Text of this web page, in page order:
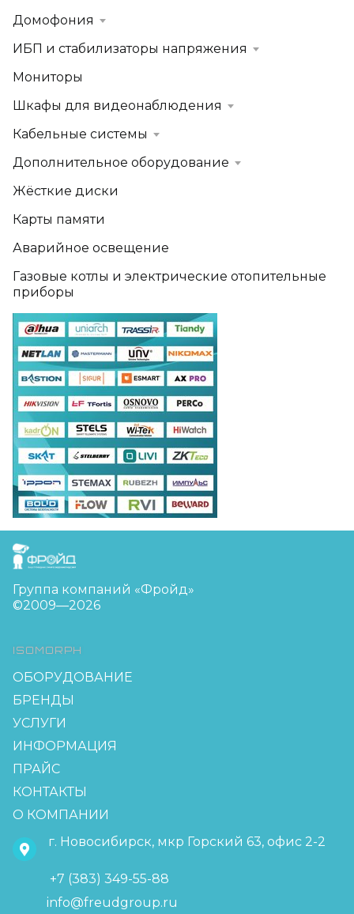
Домофония
ИБП и стабилизаторы напряжения
Мониторы
Шкафы для видеонаблюдения
Кабельные системы
Дополнительное оборудование
Жёсткие диски
Карты памяти
Аварийное освещение
Газовые котлы и электрические отопительные
приборы
FreudGroup
Группа компаний «Фройд»
©2009—2026
ISOMORPH
ОБОРУДОВАНИЕ
БРЕНДЫ
УСЛУГИ
ИНФОРМАЦИЯ
ПРАЙС
КОНТАКТЫ
О КОМПАНИИ
г. Новосибирск, мкр Горский 63, офис 2-2
+7 (383) 349-55-88
info@freudgroup.ru